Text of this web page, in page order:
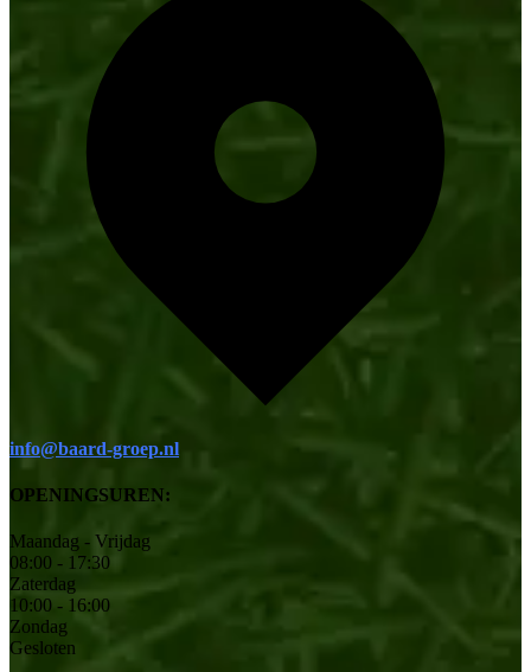
info@baard-groep.nl
OPENINGSUREN:
Maandag - Vrijdag
08:00 - 17:30
Zaterdag
10:00 - 16:00
Zondag
Gesloten